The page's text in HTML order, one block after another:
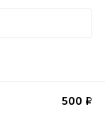
500 ₽